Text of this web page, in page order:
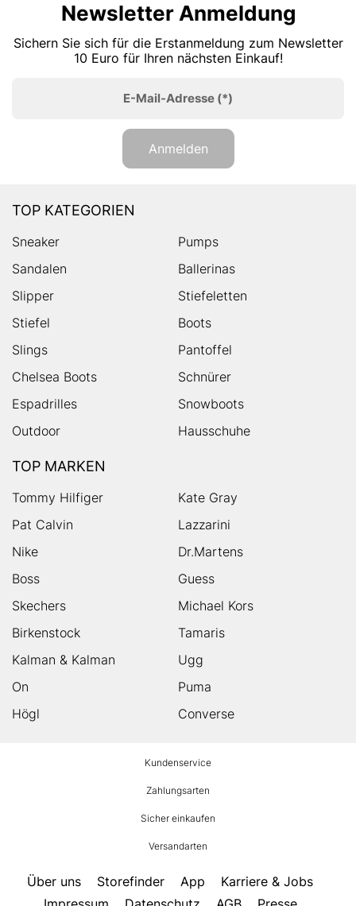
Newsletter Anmeldung
Sichern Sie sich für die Erstanmeldung zum Newsletter
10 Euro für Ihren nächsten Einkauf!
E-Mail-Adresse (*)
Anmelden
TOP KATEGORIEN
Sneaker
Pumps
Sandalen
Ballerinas
Slipper
Stiefeletten
Stiefel
Boots
Slings
Pantoffel
Chelsea Boots
Schnürer
Espadrilles
Snowboots
Outdoor
Hausschuhe
TOP MARKEN
Tommy Hilfiger
Kate Gray
Pat Calvin
Lazzarini
Nike
Dr.Martens
Boss
Guess
Skechers
Michael Kors
Birkenstock
Tamaris
Kalman & Kalman
Ugg
On
Puma
Högl
Converse
Kundenservice
Zahlungsarten
Sicher einkaufen
Versandarten
Über uns Storefinder App
Karriere & Jobs